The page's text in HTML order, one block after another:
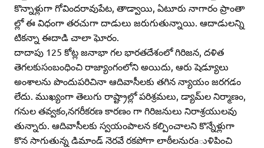
కొన్నాళ్లుగా గోవిందరావుపేట, తాడ్వాయి, ఏటూరు నాగారం ప్రాంతా
ల్లో ఈ విధంగా తరచుగా దాడులు జరుగుతున్నాయి. ఆదాడులన్ని
టికన్నా ఈదాడి చాలా ఘోరం.
దాదాపు 125 కోట్ల జనాభా గల భారతదేశంలో గిరిజన, దళిత
తెగలకుసంబంధించి రాజ్యాంగంలోని అయిదు, ఆరు షెడ్యూలు
అంశాలను పొందుపరిచినా ఆదివాసీలకు తగిన న్యాయం జరగడం
లేదు. ముఖ్యంగా తెలుగు రాష్ట్రాల్లో పరిశ్రమలు, డ్యామ్‌ల నిర్మాణం,
గనుల తవ్వకం,నగరీకరణ కారణం గా గిరిజనులు నిరాశ్రయులవు
తున్నారు. ఆదివాసీలకు స్వయంపాలన కల్పించాలని కొన్నేళ్లుగా
కొన సాగుతున్న డిమాండ్‌ నెరవే రకపోగా లాఠీలనురaుళిపించి